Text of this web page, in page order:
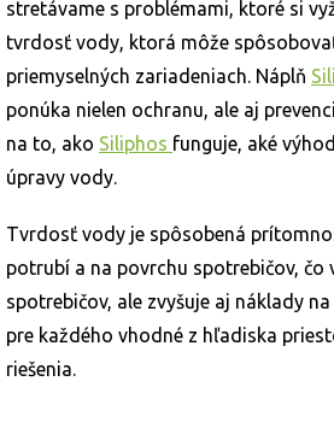
stretávame s problémami, ktoré si
tvrdosť vody, ktorá môže
priemyselných zariadeniach. Náplň
ponúka nielen ochranu, ale aj
na to, ako Siliphos funguje, aké
úpravy vody.
Tvrdosť vody je spôsobená
potrubí a na povrchu spotrebičov, čo
spotrebičov, ale zvyšuje aj náklady
pre každého vhodné z hľadiska
riešenia.